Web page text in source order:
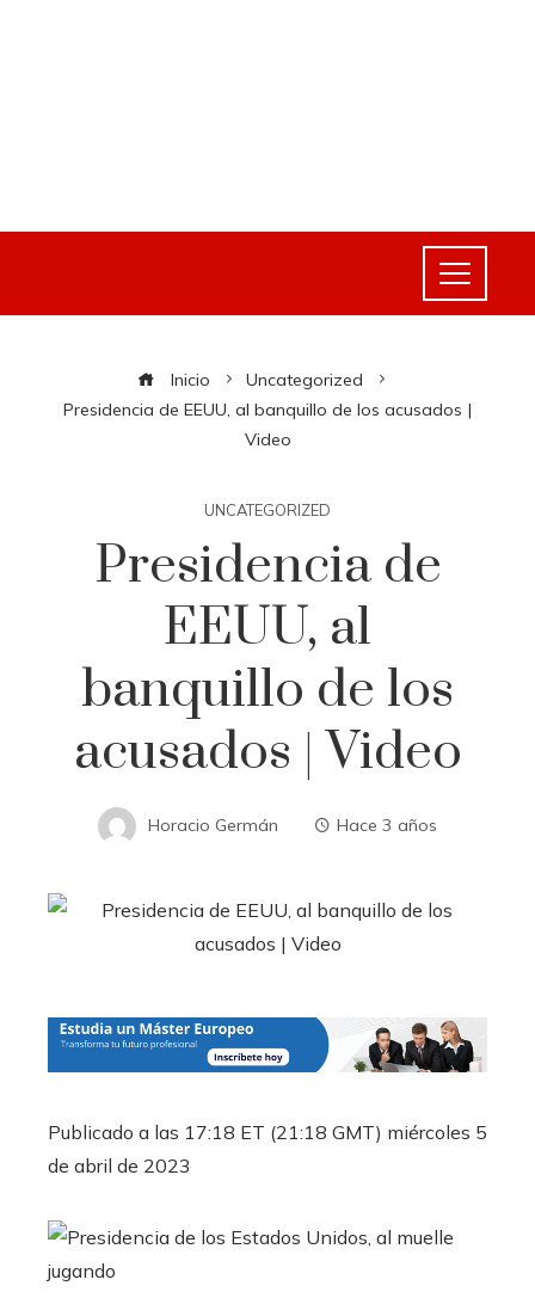
Inicio
Uncategorized
Presidencia de EEUU, al banquillo de los acusados ​​|
Video
UNCATEGORIZED
Presidencia de
EEUU, al
banquillo de los
acusados ​​| Video
Horacio Germán Hace 3 años
Publicado a las 17:18 ET (21:18 GMT) miércoles 5
de abril de 2023
jugando